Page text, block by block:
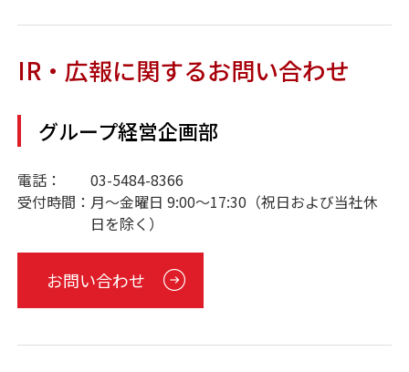
IR・広報に関するお問い合わせ
グループ経営企画部
電話：
03-5484-8366
受付時間： 月～金曜日 9:00～17:30（祝日および当社休
日を除く）
お問い合わせ